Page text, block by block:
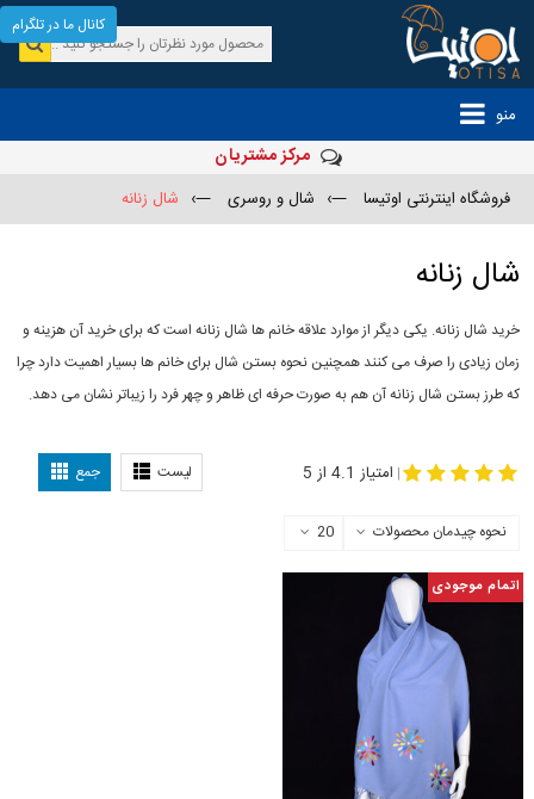
منو
مرکز مشتریان
فروشگاه اینترنتی اوتیسا —› شال و روسری —› شال زنانه
شال زنانه
خرید شال زنانه. یکی دیگر از موارد علاقه خانم ها شال زنانه است که برای خرید آن هزینه و
زمان زیادی را صرف می کنند همچنین نحوه بستن شال برای خانم ها بسیار اهمیت دارد چرا
که طرز بستن شال زنانه آن هم به صورت حرفه ای ظاهر و چهر فرد را زیباتر نشان می دهد.
لیست جمع | امتیاز 4.1 از 5
نحوه چیدمان محصولات 20
اتمام موجودی
کانال ما در تلگرام